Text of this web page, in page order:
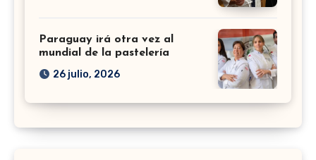
Paraguay irá otra vez al
mundial de la pastelería
26 julio, 2026